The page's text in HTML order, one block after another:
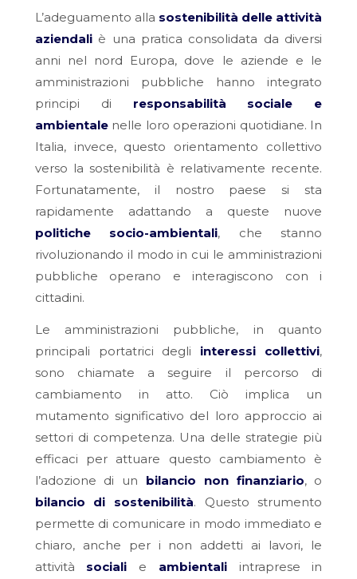
L’adeguamento alla sostenibilità delle attività
aziendaliè una pratica consolidata da diversi
anni nel nord Europa, dove le aziende e le
amministrazioni pubbliche hanno integrato
principi di responsabilità sociale e
ambientalenelle loro operazioni quotidiane. In
Italia, invece, questo orientamento collettivo
verso la sostenibilità è relativamente recente.
Fortunatamente, il nostro paese si sta
rapidamente adattando a queste nuove
politiche socio-ambientali, che stanno
rivoluzionando il modo in cui le amministrazioni
pubbliche operano e interagiscono con i
cittadini.
Le amministrazioni pubbliche, in quanto
principali portatrici degli interessi collettivi,
sono chiamate a seguire il percorso di
cambiamento in atto. Ciò implica un
mutamento significativo del loro approccio ai
settori di competenza. Una delle strategie più
efficaci per attuare questo cambiamento è
l’adozione di un bilancio non finanziario, o
bilancio di sostenibilità. Questo strumento
permette di comunicare in modo immediato e
chiaro, anche per i non addetti ai lavori, le
attività sociali e ambientaliintraprese in